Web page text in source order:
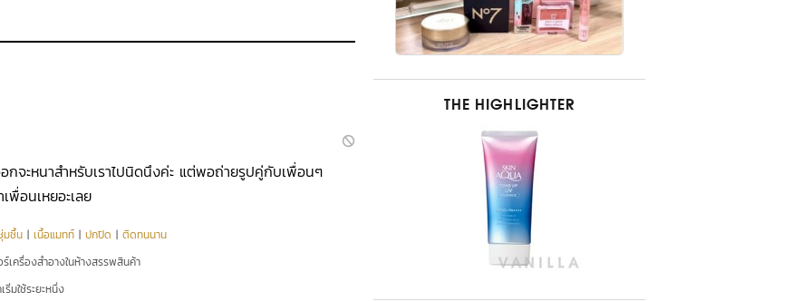
จะหนาสำหรับเราไปนิดนึงค่ะ แต่พอถ่ายรูปคู่กับเพื่อนๆ
พื่อนเหยอะเลย
มชื้น | เนื้อแมทท์ | ปกปิด | ติดทนนาน
ร์เครื่องสำอางในห้างสรรพสินค้า
ริ่มใช้ระยะหนึ่ง
THE HIGHLIGHTER